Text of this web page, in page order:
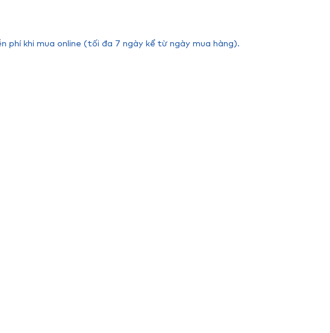
phí khi mua online (tối đa 7 ngày kể từ ngày mua hàng).